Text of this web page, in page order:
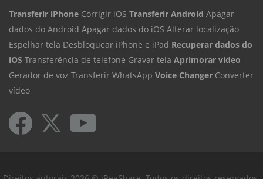
Transferir iPhone Corrigir iOS Transferir Android Apagar
dados do Android Apagar dados do iOS Alterar localização
Espelhar tela Desbloquear iPhone e iPad Recuperar dados do
iOS Transferência de telefone Gravar tela Aprimorar vídeo
Gerador de voz Transferir WhatsApp Voice Changer Converter
vídeo